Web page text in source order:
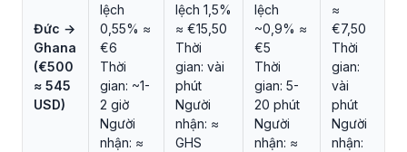
Đức →
Ghana
(€500
≈ 545
USD)
lệch
0,55% ≈
€6
Thời
gian: ~1-
2 giờ
Người
nhận: ≈
lệch 1,5%
≈ €15,50
Thời
gian: vài
phút
Người
nhận: ≈
GHS
lệch
~0,9% ≈
€5
Thời
gian: 5-
20 phút
Người
nhận: ≈
≈
€7,50
Thời
gian:
vài
phút
Người
nhận: